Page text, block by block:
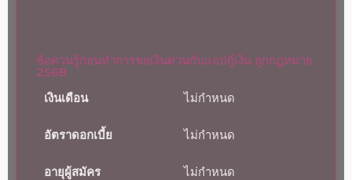
ข้อควนรู้ก่อนทำการขอเงินด่วนกับแอปกู้เงิน ถูกกฎหมาย
2568
เงินเดือน
ไม่กำหนด
อัตราดอกเบี้ย ไม่กำหนด
อายุผู้สมัคร ไม่กำหนด